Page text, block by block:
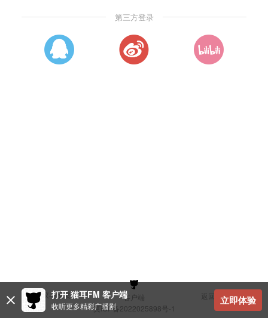
第三方登录
建议与反馈 客户端
返回顶部
冀ICP备2022025898号-1
打开 猫耳FM 客户端
收听更多精彩广播剧 立即体验